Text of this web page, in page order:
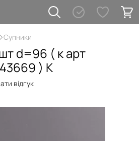
Супники
d=96 ( к арт
) К
відгук